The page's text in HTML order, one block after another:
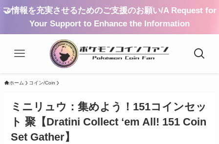
🤝情報を充実させるためのご支援のお願い/A Request for
Your Support to Enhance the Information
ホーム コイン/Coin
ミニリュウ：集めよう！151コインセッ
ト 聚【Dratini Collect ‘em All! 151 Coin
Set Gather】